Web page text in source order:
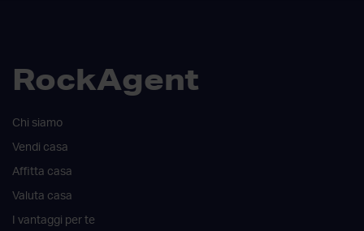
RockAgent
Chi siamo
Vendi casa
Affitta casa
Valuta casa
I vantaggi per te